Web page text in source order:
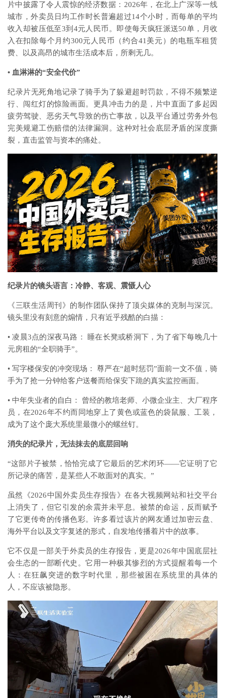
片中披露了令人震惊的经济数据：2026年，在北上广深等一线
城市，外卖员日均工作时长普遍超过14个小时，而每单的平均
收入却被压低至3到4元人民币。即使每天疯狂派送50单，月收
入在扣除每个月约300元人民币（约合41美元）的电瓶车租赁
费、以及高昂的城市生活成本后，所剩无几。
• 血淋淋的“安全代价”
纪录片无死角地记录了骑手为了躲避超时罚款，不得不频繁逆
行、闯红灯的惊险画面。更具冲击力的是，片中直面了多起因
疲劳驾驶、恶劣天气导致的伤亡事故，以及平台通过劳务外包
完美规避工伤赔偿的法律漏洞。这种对社会底层矛盾的深度撕
裂，直击监管与资本的痛处。
纪录片的镜头语言：冷静、客观、震慑人心
《三联生活周刊》的制作团队保持了顶尖媒体的克制与深沉。
镜头里没有刻意的煽情，只有近乎残酷的白描：
• 凌晨3点的深夜马路： 睡在长凳或桥洞下，为了省下每晚几十
元房租的“全职骑手”。
• 写字楼保安的冲突现场： 尊严在“超时惩罚”面前一文不值，骑
手为了抢一分钟给客户送餐而给保安下跪的真实监控画面。
• 中年失业者的自白： 曾经的教培老师、小微企业主、大厂程序
员，在2026年不约而同地穿上了黄色或蓝色的袋鼠服、工装，
成为了这个庞大系统里最微小的螺丝钉。
消失的纪录片，无法抹去的底层回响
“这部片子被禁，恰恰完成了它最后的艺术闭环——它证明了它
所记录的痛苦，是某些人不敢面对的真实。”
虽然《2026中国外卖员生存报告》在各大视频网站和社交平台
上消失了，但它引发的余震并未平息。被禁的命运，反而赋予
了它更传奇的传播色彩。许多看过该片的网友通过加密云盘、
海外平台以及文字复述的形式，自发地传播着片中的故事。
它不仅是一部关于外卖员的生存报告，更是2026年中国底层社
会生态的一部断代史。它用一种极其惨烈的方式提醒着每一个
人：在狂飙突进的数字时代里，那些被困在系统里的具体的
人，不应该被隐形。